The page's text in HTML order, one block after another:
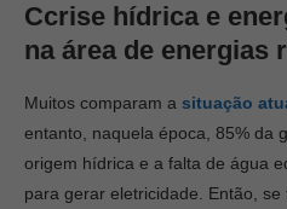
Ccrise hídrica e
na área de energias
Muitos comparam a situação
entanto, naquela época, 85% da
origem hídrica e a falta de água
para gerar eletricidade. Então,